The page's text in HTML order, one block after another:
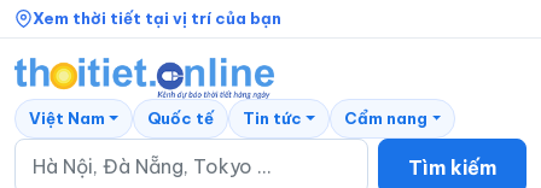
Xem thời tiết tại vị trí của bạn
Tìm kiếm
Việt Nam Quốc tế Tin tức Cẩm nang